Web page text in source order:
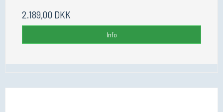
2.189,00 DKK
Info